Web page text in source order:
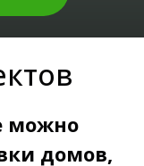
можно
домов,